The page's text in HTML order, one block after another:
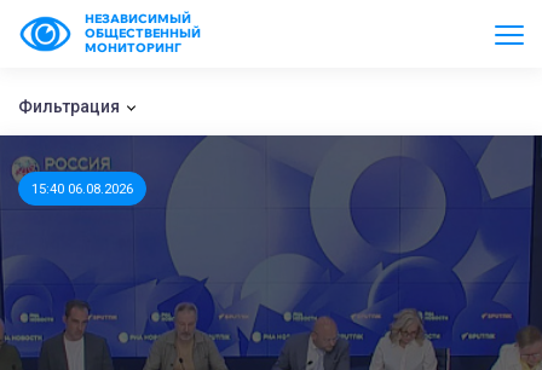
НЕЗАВИСИМЫЙ
ОБЩЕСТВЕННЫЙ
МОНИТОРИНГ
Фильтрация
15:40 06.08.2026